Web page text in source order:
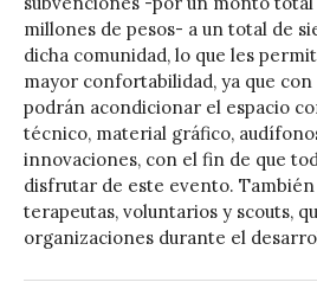
millones de pesos- a un total de
dicha comunidad, lo que les
mayor confortabilidad, ya que
podrán acondicionar el espacio
técnico, material gráfico,
innovaciones, con el fin de que
disfrutar de este evento.
terapeutas, voluntarios y scouts,
organizaciones durante el